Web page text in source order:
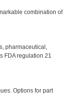
combination of
pharmaceutical,
FDA regulation 21
Options for part